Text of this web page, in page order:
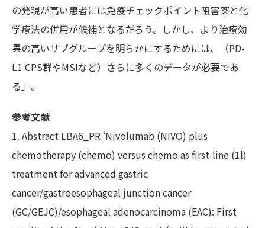
の発現が高い患者には免疫チェックポイント阻害薬と化
学療法の併用が候補となるだろう。しかし、より治療効
果の高いサブグループを明らかにするためには、（PD-
L1 CPS群やMSIなど）さらに多くのデータが必要であ
る」。
参考文献
1. Abstract LBA6_PR ‘Nivolumab (NIVO) plus
chemotherapy (chemo) versus chemo as first-line (1l)
treatment for advanced gastric
cancer/gastroesophageal junction cancer
(GC/GEJC)/esophageal adenocarcinoma (EAC): First